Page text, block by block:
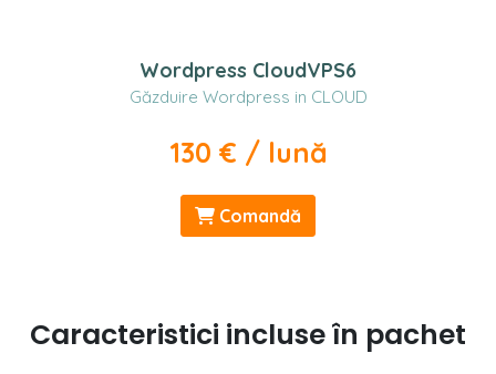
Wordpress CloudVPS6
Găzduire Wordpress in CLOUD
130 € / lună
Comandă
Caracteristici incluse în pachet